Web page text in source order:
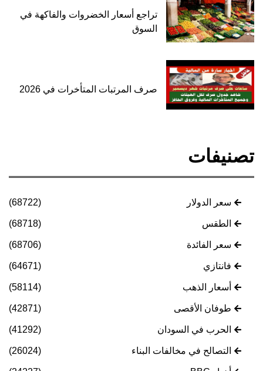
تراجع أسعار الخضروات والفاكهة في
السوق
صرف المرتبات المتأخرات في 2026
تصنيفات
سعر الدولار (68722)
الطقس (68718)
سعر الفائدة (68706)
فانتازي (64671)
أسعار الذهب (58114)
طوفان الأقصى (42871)
الحرب في السودان (41292)
التصالح في مخالفات البناء (26024)